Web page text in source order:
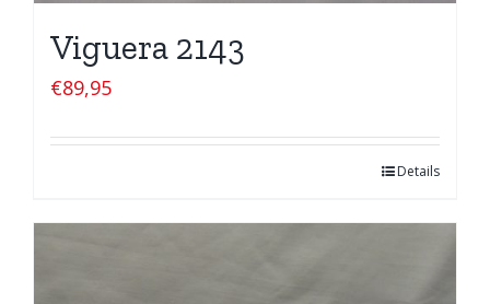
Viguera 2143
€89,95
Details